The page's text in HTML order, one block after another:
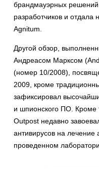
брандмауэрных
разработчиков и отдала
Agnitum.
Другой обзор,
Андреасом Марксом
(номер 10/2008),
2009, кроме
зафиксировал
и шпионского ПО. Кроме
Outpost недавно
антивирусов на лечение
проведенном